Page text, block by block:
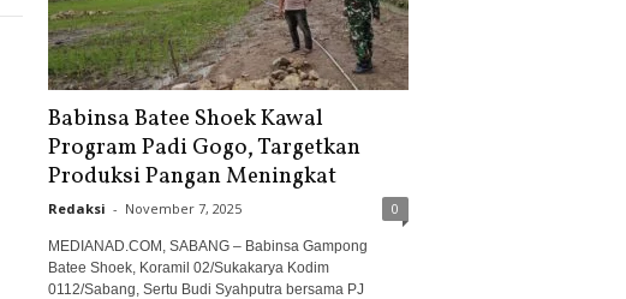
Babinsa Batee Shoek Kawal
Program Padi Gogo, Targetkan
Produksi Pangan Meningkat
Redaksi - November 7, 2025 0
MEDIANAD.COM, SABANG – Babinsa Gampong
Batee Shoek, Koramil 02/Sukakarya Kodim
0112/Sabang, Sertu Budi Syahputra bersama PJ